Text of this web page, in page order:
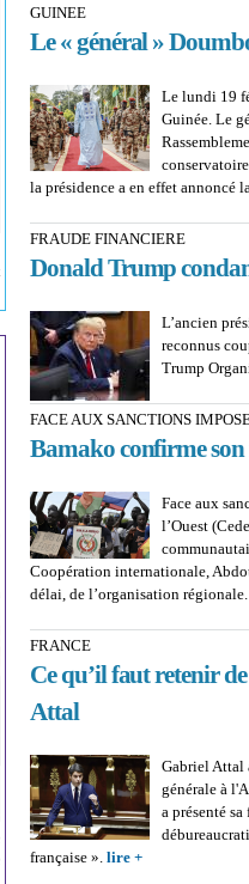
GUINEE
Le « général »
Le lundi 19
Guinée. Le
la présidence a en effet annoncé
FRAUDE FINANCIERE
Donald Trump
L’ancien
reconnus
Trump
FACE AUX SANCTIONS
Bamako confirme
Face aux
l’Ouest
Coopération internationale,
délai, de l’organisation régionale.
FRANCE
Ce qu’il faut retenir
Attal
Gabriel Attal
générale à
a présenté
française ». lire +